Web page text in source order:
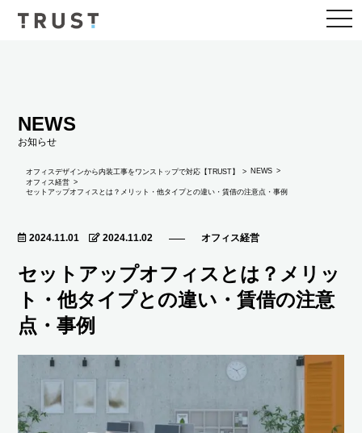
NEWS
お知らせ
オフィスデザインから内装工事をワンストップで対応【TRUST】
NEWS
オフィス経営
セットアップオフィスとは？メリット・他タイプとの違い・賃借の注意点・事例
2024.11.01 2024.11.02 オフィス経営
セットアップオフィスとは？メリッ
ト・他タイプとの違い・賃借の注意
点・事例